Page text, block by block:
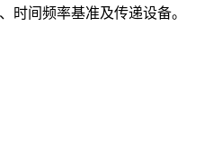
时间频率基准及传递设备。